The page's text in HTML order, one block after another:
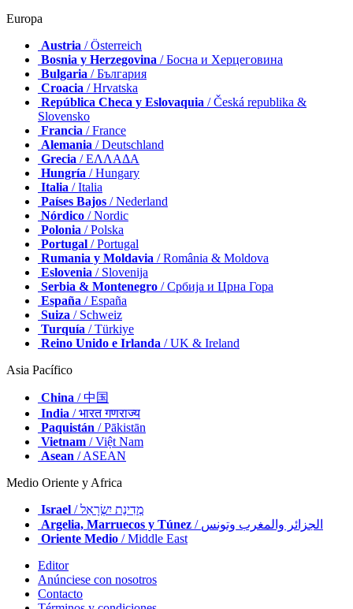
Europa
Austria / Österreich
Bosnia y Herzegovina / Босна и Херцеговина
Bulgaria / България
Croacia / Hrvatska
República Checa y Eslovaquia / Česká republika &
Slovensko
Francia / France
Alemania / Deutschland
Grecia / ΕΛΛΑΔΑ
Hungría / Hungary
Italia / Italia
Países Bajos / Nederland
Nórdico / Nordic
Polonia / Polska
Portugal / Portugal
Rumania y Moldavia / România & Moldova
Eslovenia / Slovenija
Serbia & Montenegro / Србија и Црна Гора
España / España
Suiza / Schweiz
Turquía / Türkiye
Reino Unido e Irlanda / UK & Ireland
Asia Pacífico
China / 中国
India / भारत गणराज्य
Paquistán / Pākistān
Vietnam / Việt Nam
Asean / ASEAN
Medio Oriente y Africa
Israel
/ מְדִינַת יִשְׂרָאֵל
Argelia, Marruecos y Túnez
/ الجزائر والمغرب وتونس
Oriente Medio / Middle East
Editor
Anúnciese con nosotros
Contacto